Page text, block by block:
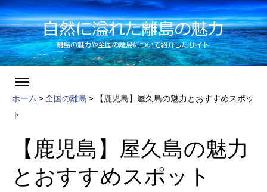
content
ホーム > 全国の離島 >
【鹿児島】屋久島の魅力とおすすめスポッ
ト
【鹿児島】屋久島の魅力
とおすすめスポット